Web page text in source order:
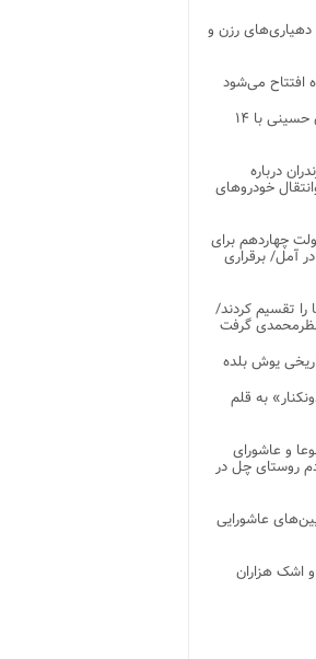
به دهیاری‌های رزن و
افتتاح می‌شود
پذیرایی متفاوت و باشکوه از عزاداران حسینی با ۱۴
درباره
خودروهای
تومانی دولت چهاردهم برای
آمل/ برقراری
تقسیم کردند/
گرفت
یوش بلده
به قلم
و عاشورای
روستای چل در
عاشورایی
اشک هزاران